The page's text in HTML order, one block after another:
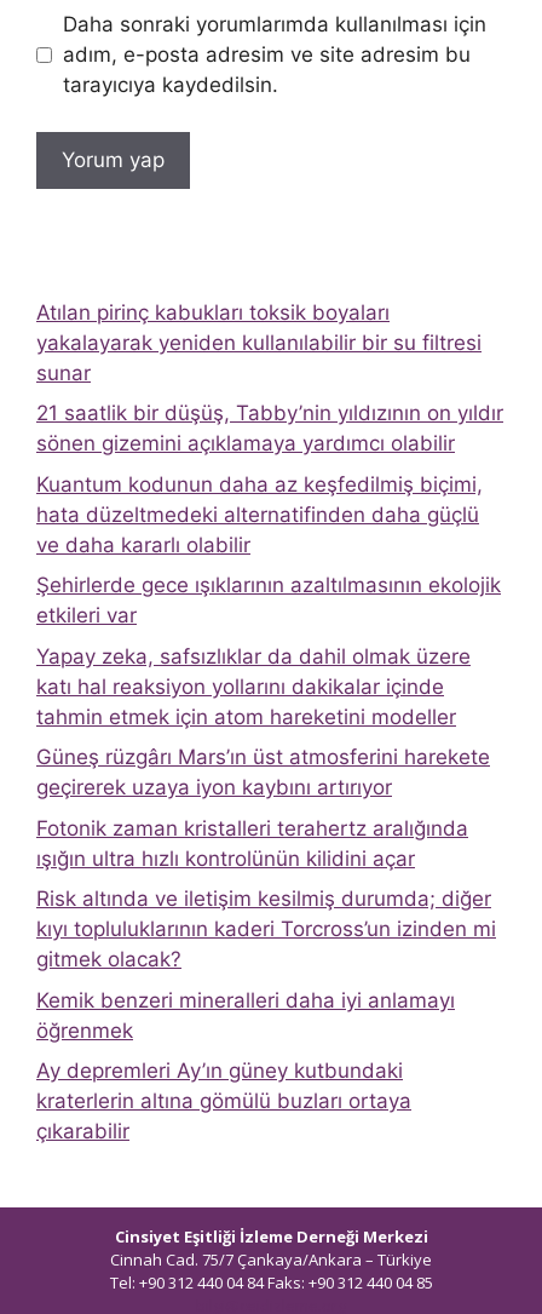
Daha sonraki yorumlarımda kullanılması için
adım, e-posta adresim ve site adresim bu
tarayıcıya kaydedilsin.
Atılan pirinç kabukları toksik boyaları
yakalayarak yeniden kullanılabilir bir su filtresi
sunar
21 saatlik bir düşüş, Tabby’nin yıldızının on yıldır
sönen gizemini açıklamaya yardımcı olabilir
Kuantum kodunun daha az keşfedilmiş biçimi,
hata düzeltmedeki alternatifinden daha güçlü
ve daha kararlı olabilir
Şehirlerde gece ışıklarının azaltılmasının ekolojik
etkileri var
Yapay zeka, safsızlıklar da dahil olmak üzere
katı hal reaksiyon yollarını dakikalar içinde
tahmin etmek için atom hareketini modeller
Güneş rüzgârı Mars’ın üst atmosferini harekete
geçirerek uzaya iyon kaybını artırıyor
Fotonik zaman kristalleri terahertz aralığında
ışığın ultra hızlı kontrolünün kilidini açar
Risk altında ve iletişim kesilmiş durumda; diğer
kıyı topluluklarının kaderi Torcross’un izinden mi
gitmek olacak?
Kemik benzeri mineralleri daha iyi anlamayı
öğrenmek
Ay depremleri Ay’ın güney kutbundaki
kraterlerin altına gömülü buzları ortaya
çıkarabilir
Cinsiyet Eşitliği İzleme Derneği Merkezi
Cinnah Cad. 75/7 Çankaya/Ankara – Türkiye
Tel: +90 312 440 04 84 Faks: +90 312 440 04 85